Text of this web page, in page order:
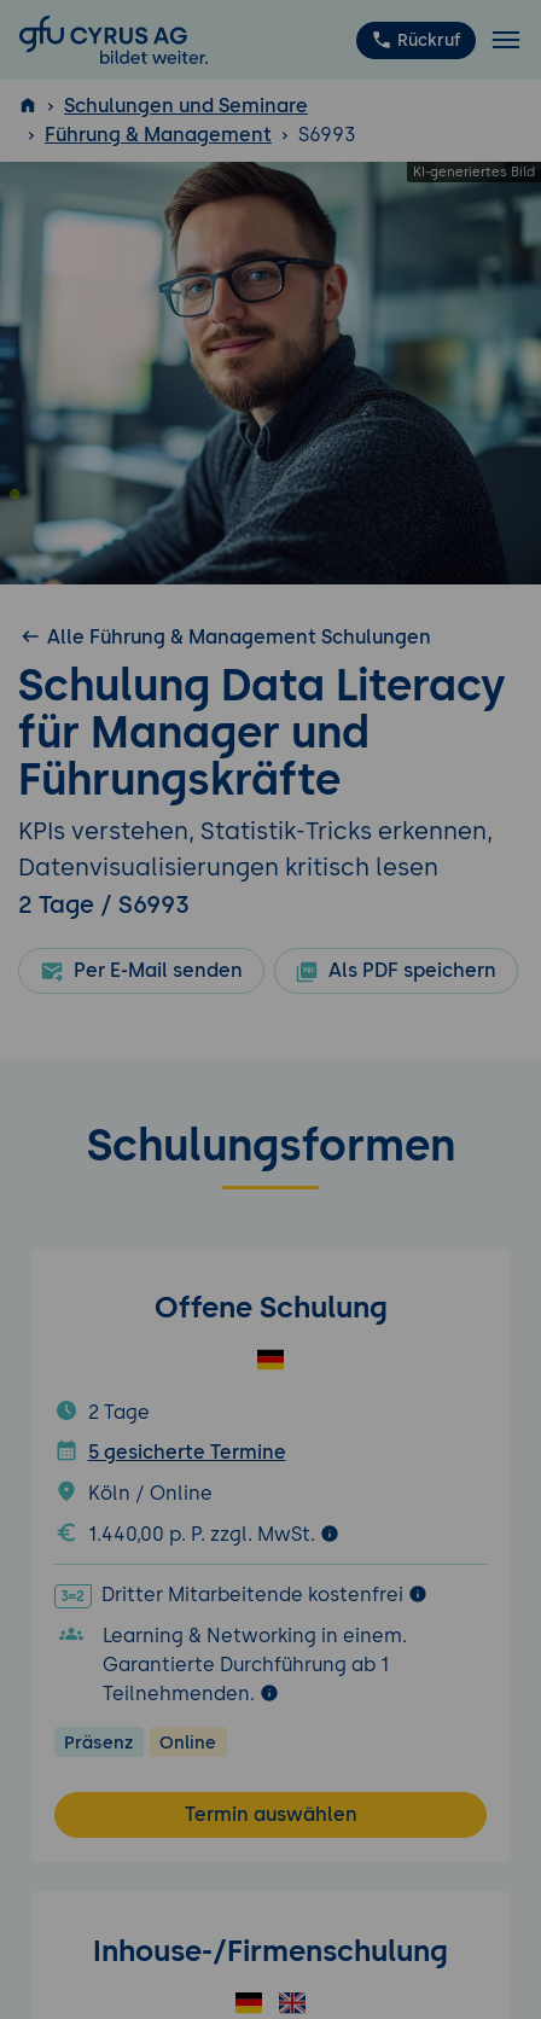
GFU Cyrus AG Rückruf
ISTQB ®
Schulungen und Seminare
Führung & Management
S6993
Alle Führung & Management Schulungen
Schulung Data Literacy
für Manager und
Führungskräfte
KPIs verstehen, Statistik-Tricks erkennen,
Datenvisualisierungen kritisch lesen
2 Tage / S6993
Per E-Mail senden Als PDF speichern
Schulungsformen
Offene Schulung
2 Tage
5 gesicherte Termine
Köln / Online
1.440,00 p. P. zzgl. MwSt.
Dritter Mitarbeitende kostenfrei
Learning & Networking in einem.
Garantierte Durchführung ab 1
Teilnehmenden.
Präsenz Online
Termin auswählen
Inhouse-/Firmenschulung